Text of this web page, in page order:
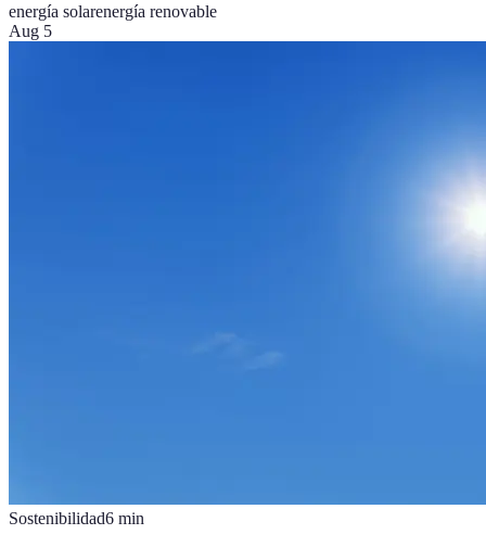
energía solarenergía renovable
Aug 5
Sostenibilidad6 min